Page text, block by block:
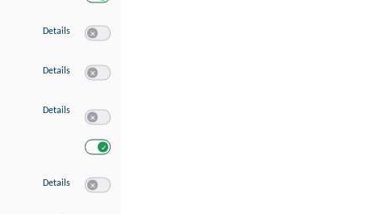
Details zu Erstellung von Profilen für personalisierte Werbung
Details zu Verwendung von Profilen zur Auswahl personalisierter Werbung
Details zu Messung der Werbeleistung
Details zu Messung der Performance von Inhalten